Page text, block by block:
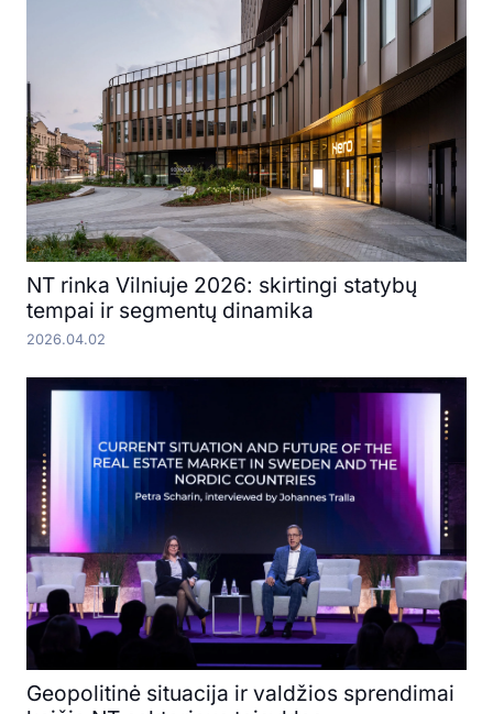
NT rinka Vilniuje 2026: skirtingi statybų
tempai ir segmentų dinamika
2026.04.02
Geopolitinė situacija ir valdžios sprendimai